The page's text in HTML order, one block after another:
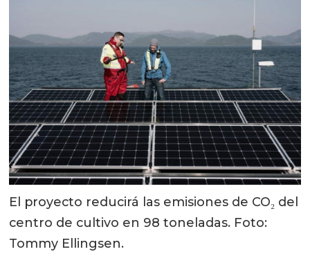
El proyecto reducirá las emisiones de CO₂ del
centro de cultivo en 98 toneladas. Foto:
Tommy Ellingsen.